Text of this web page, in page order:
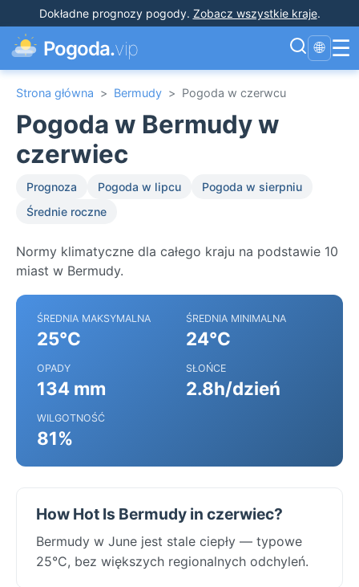
Dokładne prognozy pogody. Zobacz wszystkie kraje.
Pogoda.vip 🌐 ☰
Strona główna > Bermudy > Pogoda w czerwcu
Pogoda w Bermudy w
czerwiec
Prognoza Pogoda w lipcu
Pogoda w sierpniu
Średnie roczne
Normy klimatyczne dla całego kraju na podstawie 10
miast w Bermudy.
ŚREDNIA MAKSYMALNA
25°C
ŚREDNIA MINIMALNA
24°C
OPADY
134 mm
SŁOŃCE
2.8h/dzień
WILGOTNOŚĆ
81%
How Hot Is Bermudy in czerwiec?
Bermudy w June jest stale ciepły — typowe
25°C, bez większych regionalnych odchyleń.